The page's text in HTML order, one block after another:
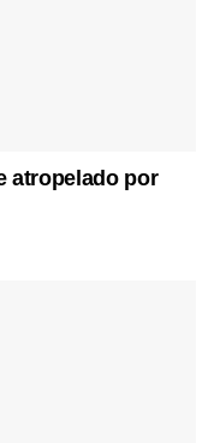
atropelado por